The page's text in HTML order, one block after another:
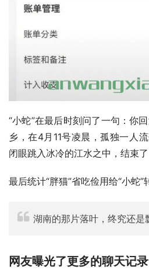
“小蛇”在最后时刻问了一句：你
乡，在4月11号凌晨，孤独一人
闭眼跳入冰冷的江水之中，结束了
最后统计“胖猫”省吃俭用给“小蛇”
湖南的那片落叶，终究还是
网友曝光了更多的聊天记录